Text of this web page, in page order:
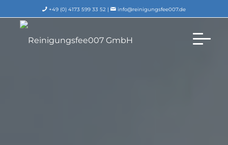
+49 (0) 4173 599 33 52 | info@reinigungsfee007.de